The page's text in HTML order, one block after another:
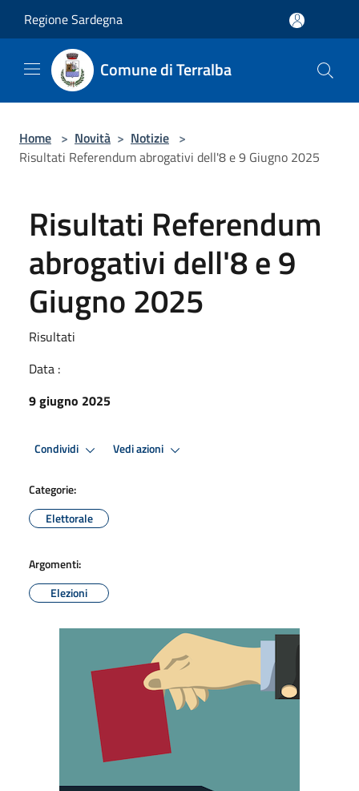
Regione Sardegna
Comune di Terralba
Home > Novità > Notizie >
Risultati Referendum abrogativi dell'8 e 9 Giugno 2025
Risultati Referendum
abrogativi dell'8 e 9
Giugno 2025
Risultati
Data :
9 giugno 2025
Condividi Vedi azioni
Categorie:
Elettorale
Argomenti:
Elezioni